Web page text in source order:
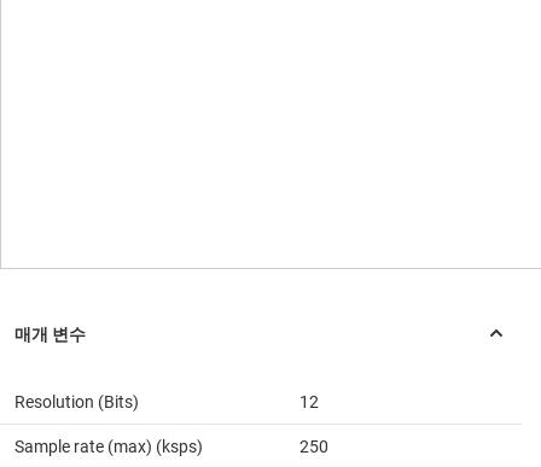
Resolution (Bits) 12
Sample rate (max) (ksps) 250